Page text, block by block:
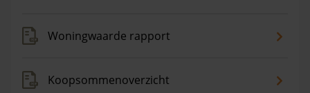
Woningwaarde rapport
Koopsommenoverzicht